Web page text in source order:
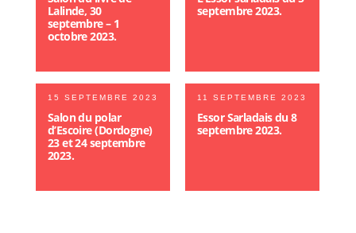
Lalinde, 30
septembre – 1
octobre 2023.
septembre 2023.
15 SEPTEMBRE 2023
Salon du polar
d’Escoire (Dordogne)
23 et 24 septembre
2023.
11 SEPTEMBRE 2023
Essor Sarladais du 8
septembre 2023.